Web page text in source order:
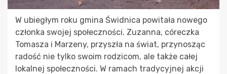
W ubiegłym roku gmina Świdnica powitała nowego
członka swojej społeczności. Zuzanna, córeczka
Tomasza i Marzeny, przyszła na świat, przynosząc
radość nie tylko swoim rodzicom, ale także całej
lokalnej społeczności. W ramach tradycyjnej akcji